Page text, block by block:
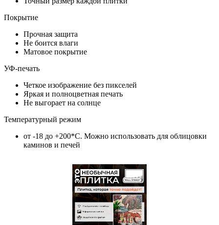
Покрытие
Прочная защита
Не боится влаги
Матовое покрытие
УФ-печать
Четкое изображение без пикселей
Яркая и полноцветная печать
Не выгорает на солнце
Температурный режим
от -18 до +200*C. Можно использовать для облицовки
каминов и печей